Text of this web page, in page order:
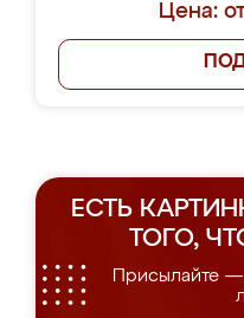
Цена:
ЕСТЬ
ТОГО,
Присылайте